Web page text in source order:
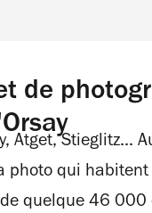
de
Atget, Stieglitz...
photo qui
quelque 46 000